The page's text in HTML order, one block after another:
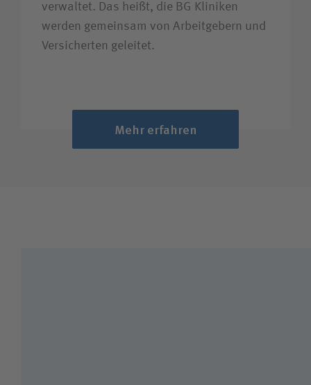
verwaltet. Das heißt, die BG Kliniken
werden gemeinsam von Arbeit­gebern und
Versicherten geleitet.
Mehr erfahren